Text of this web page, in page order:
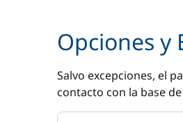
Opciones y
Salvo excepciones, el
contacto con la base